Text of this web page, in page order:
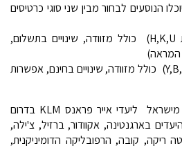
הנוסעים לבחור מבין שני סוגי כרטיסים
כרטיס Semi Flex (מחלקות H,K,U)  כולל מזוודה, שינויים בתשלום,
המראה)
כרטיס Full Flex (מחלקות Y,B,M)  כולל מזוודה, שינויים בחינם, אפשרות
המתווה מוצע עבור המראות מישראל ליעדי אייר פראנס KLM בדרום
בארגנטינה, אקוודור, ברזיל, צ'ילה,
ריקה, קובה, הרפובליקה הדומיניקנית,